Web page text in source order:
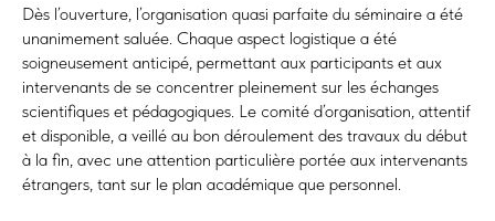
Dès l’ouverture, l’organisation quasi parfaite du séminaire a été
unanimement saluée. Chaque aspect logistique a été
soigneusement anticipé, permettant aux participants et aux
intervenants de se concentrer pleinement sur les échanges
scientifiques et pédagogiques. Le comité d’organisation, attentif
et disponible, a veillé au bon déroulement des travaux du début
à la fin, avec une attention particulière portée aux intervenants
étrangers, tant sur le plan académique que personnel.